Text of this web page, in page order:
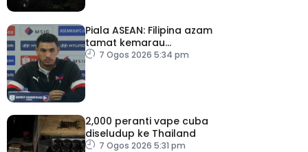
Piala ASEAN: Filipina azam
tamat kemarau
kemenangan ke atas
7 Ogos 2026 5:34 pm
2,000 peranti vape cuba
diseludup ke Thailand
7 Ogos 2026 5:31 pm